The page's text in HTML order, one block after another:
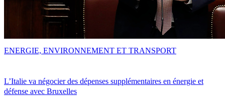
L’Italie va négocier des dépenses supplémentaires en énergie et
défense avec Bruxelles
ENERGIE, ENVIRONNEMENT ET TRANSPORT